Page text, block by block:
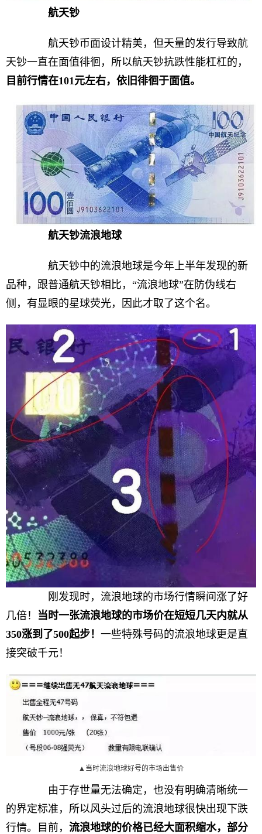
航天钞
航天钞币面设计精美，但天量的发行导致航
天钞一直在面值徘徊，所以航天钞抗跌性能杠杠的，
目前行情在101元左右，依旧徘徊于面值。
航天钞流浪地球
航天钞中的流浪地球是今年上半年发现的新
品种，跟普通航天钞相比，“流浪地球”在防伪线右
侧，有显眼的星球荧光，因此才取了这个名。
刚发现时，流浪地球的市场行情瞬间涨了好
几倍！ 当时一张流浪地球的市场价在短短几天内就从
350涨到了500起步！ 一些特殊号码的流浪地球更是直
接突破千元！
▲当时流浪地球好号的市场出售价
由于存世量无法确定，也没有明确清晰统一
的界定标准，所以风头过后的流浪地球很快出现下跌
行情。目前， 流浪地球的价格已经大面积缩水，部分